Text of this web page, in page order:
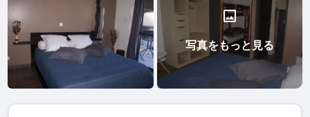
写真をもっと見る